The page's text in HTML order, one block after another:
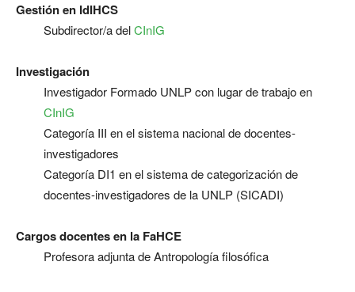
Gestión en IdIHCS
Subdirector/a delCInIG
Investigación
Investigador Formado UNLP con lugar de trabajo en
CInIG
Categoría III en el sistema nacional de docentes-
investigadores
Categoría DI1 en el sistema de categorización de
docentes-investigadores de la UNLP (SICADI)
Cargos docentes en la FaHCE
Profesora adjunta de Antropología filosófica